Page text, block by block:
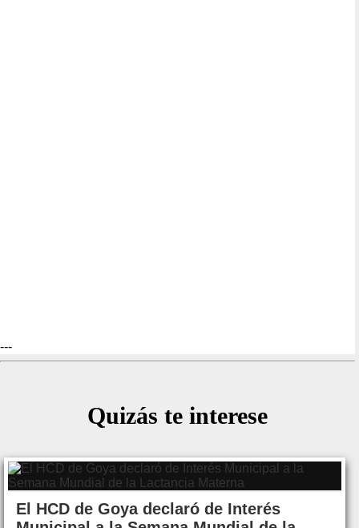
---
Quizás te interese
El HCD de Goya declaró de Interés